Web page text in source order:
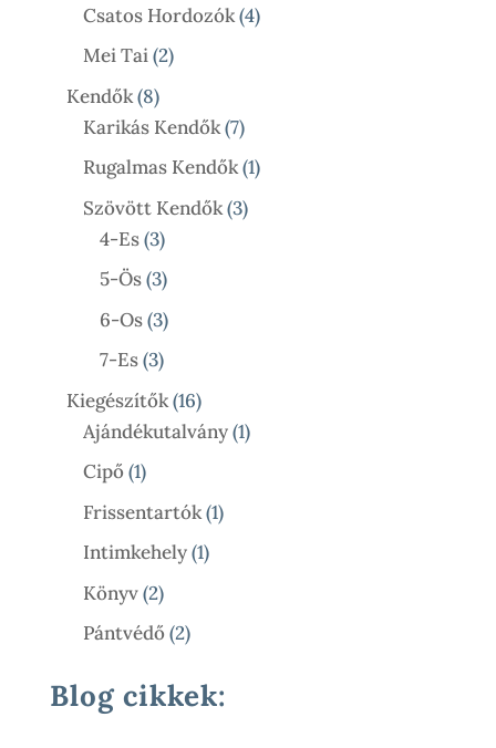
Csatos Hordozók 44
Mei Tai 22
Kendők 88
Termék
Karikás Kendők 77
Termék
Rugalmas Kendők 11
Szövött Kendők 33
4-Es 33
Termék
5-Ös 33
Termék
6-Os 33
Termék
7-Es 33
Termék
Kiegészítők 1616
Termék
Ajándékutalvány 11
Cipő 11
Termék
Frissentartók 11
Intimkehely 11
Könyv 22
Termék
Pántvédő 22
Blog cikkek: